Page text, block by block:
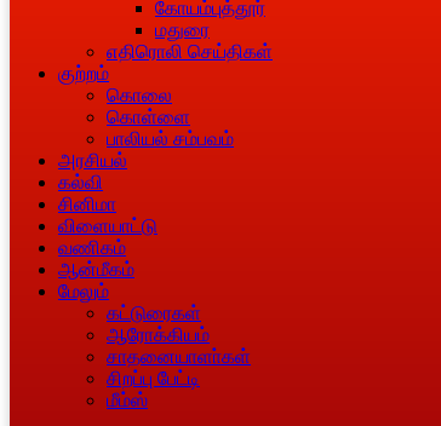
கோயம்புத்தூர்
மதுரை
எதிரொலி செய்திகள்
குற்றம்
கொலை
கொள்ளை
பாலியல் சம்பவம்
அரசியல்
கல்வி
சினிமா
விளையாட்டு
வணிகம்
ஆன்மீகம்
மேலும்
கட்டுரைகள்
ஆரோக்கியம்
சாதனையாளா்கள்
சிறப்பு பேட்டி
மீம்ஸ்